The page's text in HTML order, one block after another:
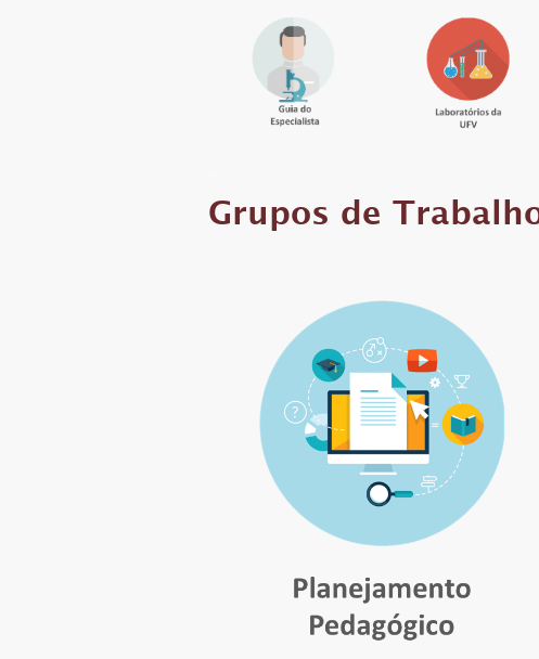
Grupos de